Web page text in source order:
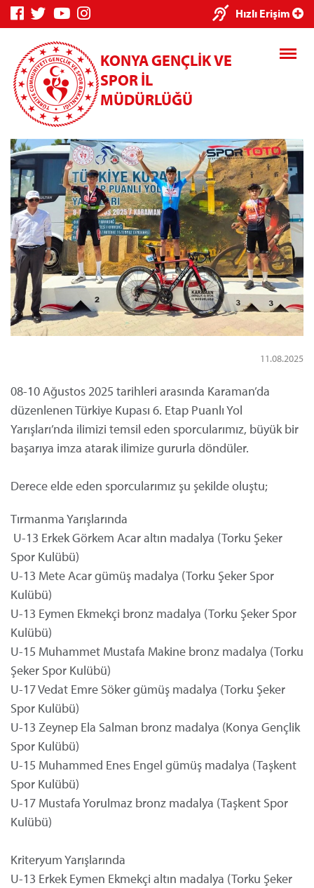
Hızlı Erişim
KONYA GENÇLİK VE
SPOR İL
MÜDÜRLÜĞÜ
11.08.2025
08-10 Ağustos 2025 tarihleri arasında Karaman’da
düzenlenen Türkiye Kupası 6. Etap Puanlı Yol
Yarışları’nda ilimizi temsil eden sporcularımız, büyük bir
başarıya imza atarak ilimize gururla döndüler.
Derece elde eden sporcularımız şu şekilde oluştu;
Tırmanma Yarışlarında
U-13 Erkek Görkem Acar altın madalya (Torku Şeker
Spor Kulübü)
U-13 Mete Acar gümüş madalya (Torku Şeker Spor
Kulübü)
U-13 Eymen Ekmekçi bronz madalya (Torku Şeker Spor
Kulübü)
U-15 Muhammet Mustafa Makine bronz madalya (Torku
Şeker Spor Kulübü)
U-17 Vedat Emre Söker gümüş madalya (Torku Şeker
Spor Kulübü)
U-13 Zeynep Ela Salman bronz madalya (Konya Gençlik
Spor Kulübü)
U-15 Muhammed Enes Engel gümüş madalya (Taşkent
Spor Kulübü)
U-17 Mustafa Yorulmaz bronz madalya (Taşkent Spor
Kulübü)
Kriteryum Yarışlarında
U-13 Erkek Eymen Ekmekçi altın madalya (Torku Şeker
×
Genç Bilgi
Sistemi
Spor Bilgi
Sistemi
Kredi/Yurt
İşlemleri
Kredi/Yurt E-
Ödeme